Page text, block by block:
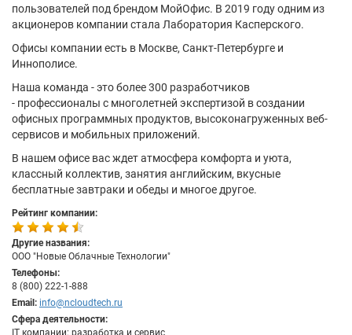
пользователей под брендом МойОфис. В 2019 году одним из
акционеров компании стала Лаборатория Касперского.
Офисы компании есть в Москве, Санкт-Петербурге и
Иннополисе.
Наша команда - это более 300 разработчиков
- профессионалы с многолетней экспертизой в создании
офисных программных продуктов, высоконагруженных веб-
сервисов и мобильных приложений.
В нашем офисе вас ждет атмосфера комфорта и уюта,
классный коллектив, занятия английским, вкусные
бесплатные завтраки и обеды и многое другое.
Рейтинг компании:
Другие названия:
ООО "Новые Облачные Технологии"
Телефоны:
8 (800) 222-1-888
Email: info@ncloudtech.ru
Сфера деятельности:
IT компании: разработка и сервис